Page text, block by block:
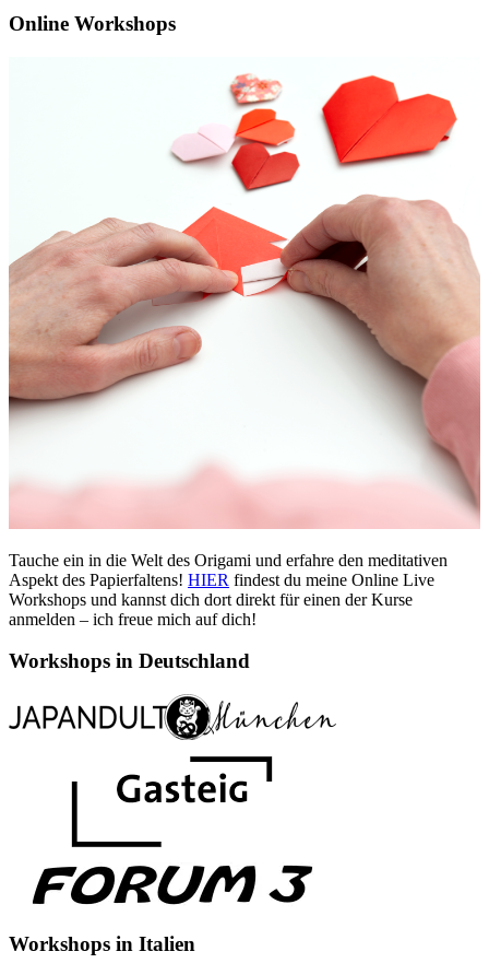
Online Workshops
Tauche ein in die Welt des Origami und erfahre den meditativen
Aspekt des Papierfaltens! HIER findest du meine Online Live
Workshops und kannst dich dort direkt für einen der Kurse
anmelden – ich freue mich auf dich!
Workshops in Deutschland
Workshops in Italien